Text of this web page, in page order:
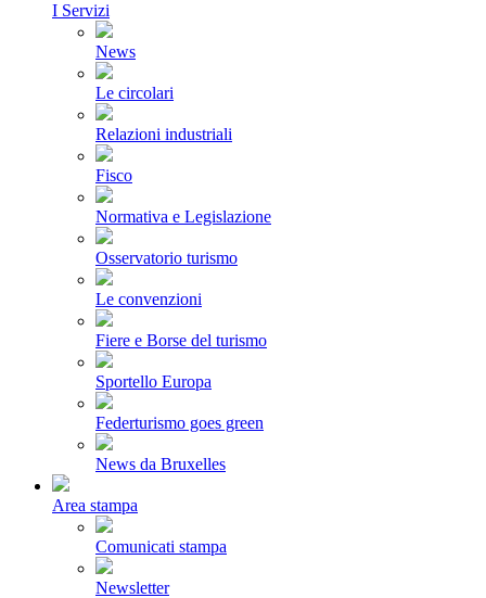
I Servizi
News
Le circolari
Relazioni industriali
Fisco
Normativa e Legislazione
Osservatorio turismo
Le convenzioni
Fiere e Borse del turismo
Sportello Europa
Federturismo goes green
News da Bruxelles
Area stampa
Comunicati stampa
Newsletter